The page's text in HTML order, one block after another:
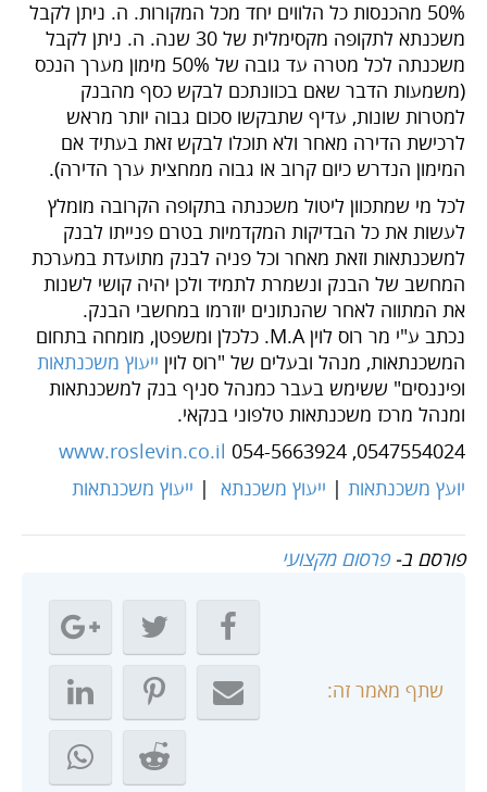
50% מהכנסות כל הלווים יחד מכל המקורות. ה. ניתן לקבל
משכנתא לתקופה מקסימלית של 30 שנה. ה. ניתן לקבל
משכנתה לכל מטרה עד גובה של 50% מימון מערך הנכס
(משמעות הדבר שאם בכוונתכם לבקש כסף מהבנק
למטרות שונות, עדיף שתבקשו סכום גבוה יותר מראש
לרכישת הדירה מאחר ולא תוכלו לבקש זאת בעתיד אם
המימון הנדרש כיום קרוב או גבוה ממחצית ערך הדירה).
לכל מי שמתכוון ליטול משכנתה בתקופה הקרובה מומלץ
לעשות את כל הבדיקות המקדמיות בטרם פנייתו לבנק
למשכנתאות וזאת מאחר וכל פניה לבנק מתועדת במערכת
המחשב של הבנק ונשמרת לתמיד ולכן יהיה קושי לשנות
את המתווה לאחר שהנתונים יוזרמו במחשבי הבנק.
נכתב ע"י מר רוס לוין M.A. כלכלן ומשפטן, מומחה בתחום
המשכנתאות, מנהל ובעלים של "רוס לוין ייעוץ משכנתאות
ופיננסים" ששימש בעבר כמנהל סניף בנק למשכנתאות
ומנהל מרכז משכנתאות טלפוני בנקאי.
www.roslevin.co.il 054-5663924 ,0547554024
יועץ משכנתאות | ייעוץ משכנתא | ייעוץ משכנתאות
פורסם ב-פרסום מקצועי
שתף מאמר זה: